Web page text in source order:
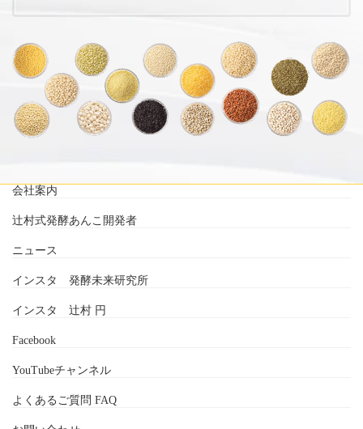
会社案内
辻村式発酵あんこ開発者
ニュース
インスタ 発酵未来研究所
インスタ 辻村 円
Facebook
YouTubeチャンネル
よくあるご質問 FAQ